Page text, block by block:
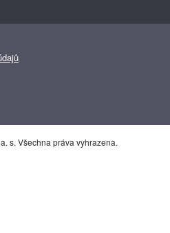
s. Všechna práva vyhrazena.